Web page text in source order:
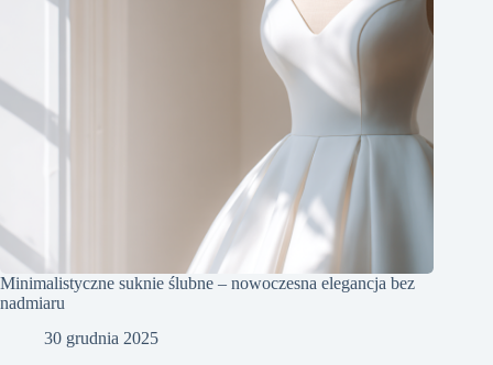
Minimalistyczne suknie ślubne – nowoczesna elegancja bez
nadmiaru
30 grudnia 2025